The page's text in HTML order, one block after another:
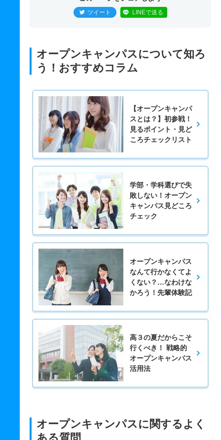
ツイート LINEで送る
オープンキャンパスについて知ろ
う！おすすめコラム
【オープンキャンパ
スとは？】初参戦！
見るポイント・見ど
ころチェックリスト
学部・学科選びで失
敗しない！オープン
キャンパス見どころ
チェック
オープンキャンパス
なんて行かなくてよ
くない？…なわけな
かろう！先輩体験記
高３の夏だからこそ
行くべき！ 戦略的
オープンキャンパス
活用法
オープンキャンパスに関するよく